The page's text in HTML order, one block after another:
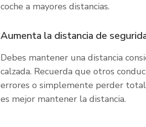
coche a mayores distancias.
Aumenta la distancia de
Debes mantener una distancia
calzada. Recuerda que otros
errores o simplemente perder
es mejor mantener la distancia.